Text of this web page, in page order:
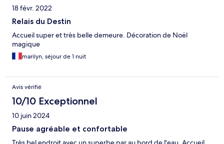
18 févr. 2022
Relais du Destin
Accueil super et très belle demeure. Décoration de Noël
magique
marilyn, séjour de 1 nuit
Avis vérifié
10/10 Exceptionnel
10 juin 2024
Pause agréable et confortable